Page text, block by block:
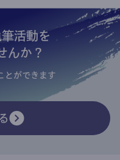
活動を
んか？
とができます